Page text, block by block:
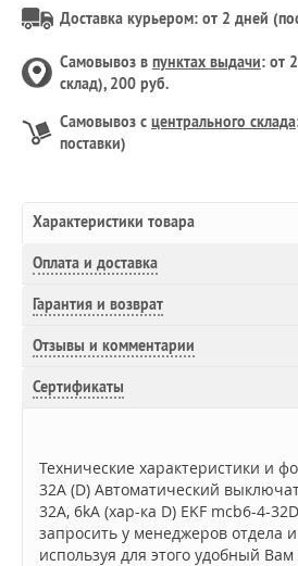
Доставка курьером: от 2 дней
Самовывоз в пунктах выдачи: от
склад), 200 руб.
Самовывоз с центрального склада
поставки)
Характеристики товара
Оплата и доставка
Гарантия и возврат
Отзывы и комментарии
Сертификаты
Технические характеристики и
32A (D) Автоматический
32A, 6kA (хар-ка D) EKF mcb6-4-
запросить у менеджеров отдела
используя для этого удобный Вам